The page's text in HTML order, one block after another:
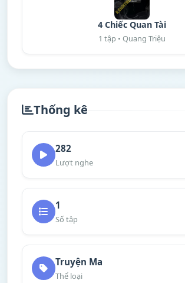
4 Chiếc Quan Tài
1 tập • Quang Triệu
Thống kê
282
Lượt nghe
1
Số tập
Truyện Ma
Thể loại